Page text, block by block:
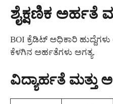
ಶೈಕ್ಷಣಿಕ ಅರ್ಹತೆ
BOI ಕ್ರೆಡಿಟ್ ಅಧಿಕಾರಿ
ಕೆಳಗಿನ ಅರ್ಹತೆಗಳು ಅಗತ್ಯ.
ವಿದ್ಯಾರ್ಹತೆ ಮತ್ತು